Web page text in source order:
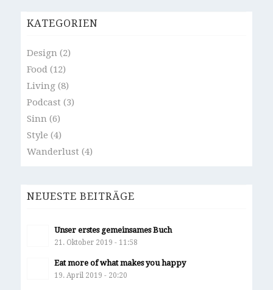
KATEGORIEN
Design (2)
Food (12)
Living(8)
Podcast (3)
Sinn (6)
Style (4)
Wanderlust (4)
NEUESTE BEITRÄGE
Unser erstes gemeinsames Buch
21. Oktober 2019 - 11:58
Eat more of what makes you happy
19. April 2019 - 20:20